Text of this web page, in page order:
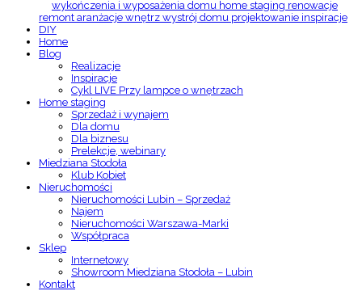
Home
Blog
Realizacje
Inspiracje
Cykl LIVE Przy lampce o wnętrzach
Home staging
Sprzedaż i wynajem
Dla domu
Dla biznesu
Prelekcje, webinary
Miedziana Stodoła
Klub Kobiet
Nieruchomości
Nieruchomości Lubin – Sprzedaż
Najem
Nieruchomości Warszawa-Marki
Współpraca
Sklep
Internetowy
Showroom Miedziana Stodoła – Lubin
Kontakt